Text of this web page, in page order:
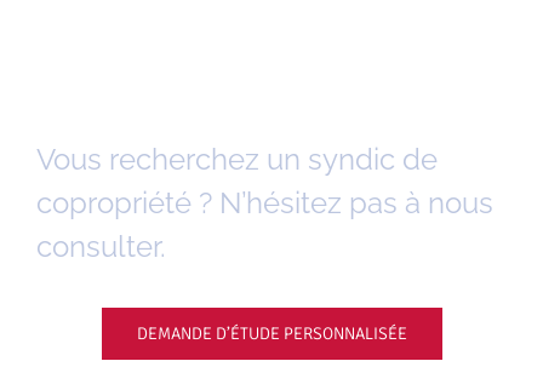
Vous recherchez un syndic de
copropriété ? N’hésitez pas à nous
consulter.
DEMANDE D’ÉTUDE PERSONNALISÉE